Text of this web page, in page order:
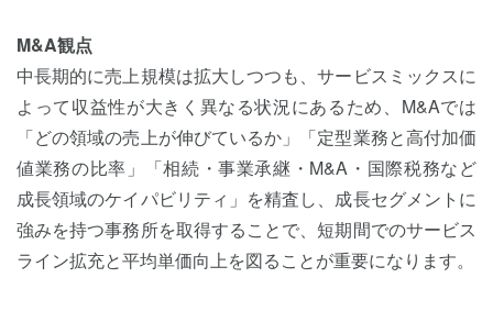
M&A観点
中長期的に売上規模は拡大しつつも、サービスミックスに
よって収益性が大きく異なる状況にあるため、M&Aでは
「どの領域の売上が伸びているか」「定型業務と高付加価
値業務の比率」「相続・事業承継・M&A・国際税務など
成長領域のケイパビリティ」を精査し、成長セグメントに
強みを持つ事務所を取得することで、短期間でのサービス
ライン拡充と平均単価向上を図ることが重要になります。